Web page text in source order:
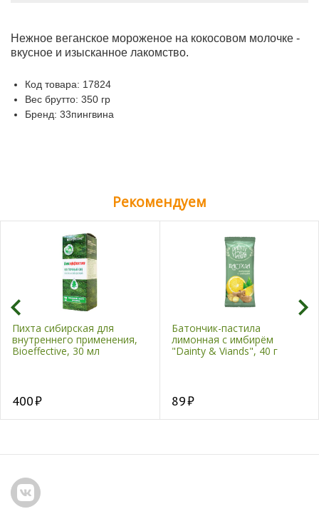
Нежное веганское мороженое на кокосовом молочке -
вкусное и изысканное лакомство.
Код товара: 17824
Вес брутто: 350 гр
Бренд: 33пингвина
Рекомендуем
Пихта сибирская для
внутреннего применения,
Bioeffective, 30 мл
400
Батончик-пастила
лимонная с имбирём
"Dainty & Viands", 40 г
89